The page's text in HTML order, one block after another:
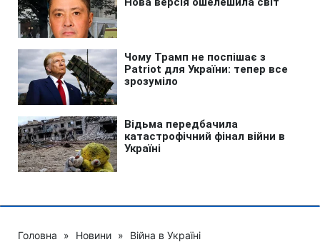
Головна » Новини » Війна в Україні